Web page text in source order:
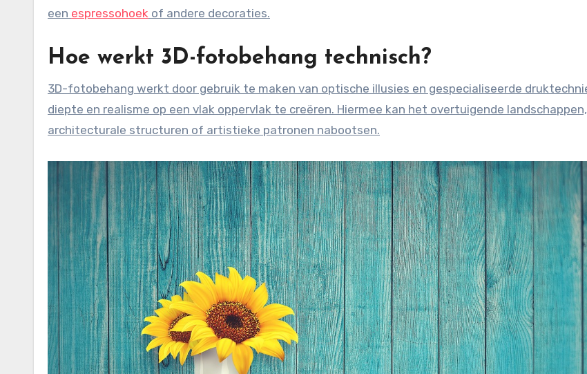
een espressohoek of andere decoraties.
Hoe werkt 3D-fotobehang technisch?
3D-fotobehang werkt door gebruik te maken van optische illusies en gespecialiseerde druktechnieken om
diepte en realisme op een vlak oppervlak te creëren. Hiermee kan het overtuigende landschappen,
architecturale structuren of artistieke patronen nabootsen.